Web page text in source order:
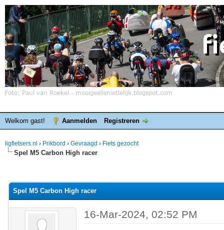
Welkom gast! Aanmelden Registreren
ligfietsers.nl › Prikbord › Gevraagd › Fiets gezocht
Spel M5 Carbon High racer
Spel M5 Carbon High racer
16-Mar-2024, 02:52 PM